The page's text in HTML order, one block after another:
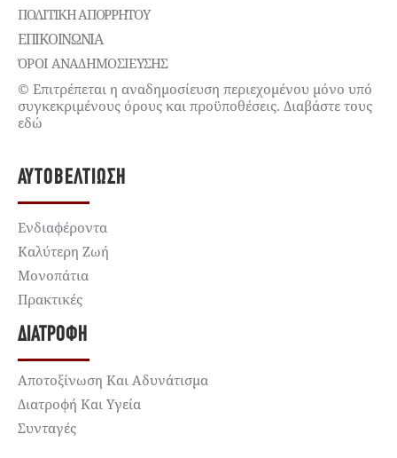
ΠΟΛΙΤΙΚΉ ΑΠΟΡΡΉΤΟΥ
ΕΠΙΚΟΙΝΩΝΊΑ
ΌΡΟΙ ΑΝΑΔΗΜΟΣΙΕΥΣΗΣ
© Επιτρέπεται η αναδημοσίευση περιεχομένου μόνο υπό
συγκεκριμένους όρους και προϋποθέσεις. Διαβάστε τους
εδώ
ΑΥΤΟΒΕΛΤΊΩΣΗ
Ενδιαφέροντα
Καλύτερη Ζωή
Μονοπάτια
Πρακτικές
ΔΙΑΤΡΟΦΉ
Αποτοξίνωση Και Αδυνάτισμα
Διατροφή Και Υγεία
Συνταγές